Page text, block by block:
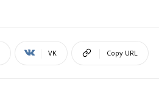
VK Copy URL